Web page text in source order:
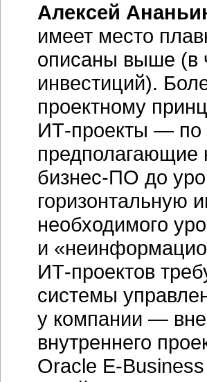
Алексей
имеет место
описаны выше (в
инвестиций).
проектному
ИТ-проекты — по
предполагающие
бизнес-ПО до
горизонтальную
необходимого
и
ИТ-проектов
системы
у компании —
внутреннего
Oracle E-